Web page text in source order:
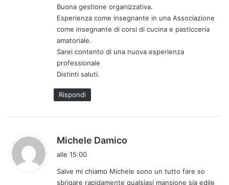
Buona gestione organizzativa.
Esperienza come insegnante in una Associazione
come insegnante di corsi di cucina e pasticceria
amatoriale.
Sarei contento di una nuova esperienza
professionale
Distinti saluti.
Rispondi
Michele Damico
e
alle 15:00
Salve mi chiamo Michele sono un tutto fare so
sbrigare rapidamente qualsiasi mansione sia edile